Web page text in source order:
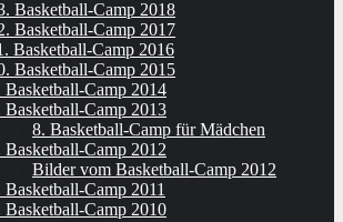
Basketball-Camp 2018
Basketball-Camp 2017
Basketball-Camp 2016
Basketball-Camp 2015
Basketball-Camp 2014
Basketball-Camp 2013
8. Basketball-Camp für Mädchen
Basketball-Camp 2012
Bilder vom Basketball-Camp 2012
Basketball-Camp 2011
Basketball-Camp 2010